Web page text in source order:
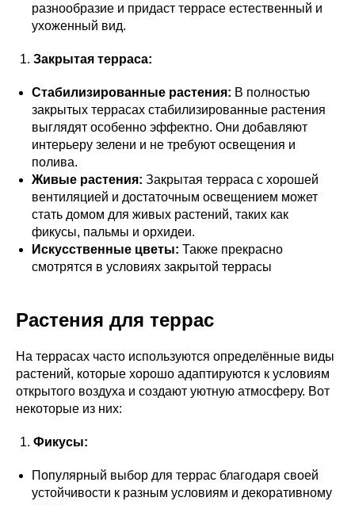
разнообразие и придаст террасе естественный и
ухоженный вид.
Закрытая терраса:
Стабилизированные растения: В полностью
закрытых террасах стабилизированные растения
выглядят особенно эффектно. Они добавляют
интерьеру зелени и не требуют освещения и
полива.
Живые растения: Закрытая терраса с хорошей
вентиляцией и достаточным освещением может
стать домом для живых растений, таких как
фикусы, пальмы и орхидеи.
Искусственные цветы: Также прекрасно
смотрятся в условиях закрытой террасы
Растения для террас
На террасах часто используются определённые виды
растений, которые хорошо адаптируются к условиям
открытого воздуха и создают уютную атмосферу. Вот
некоторые из них:
Фикусы:
Популярный выбор для террас благодаря своей
устойчивости к разным условиям и декоративному